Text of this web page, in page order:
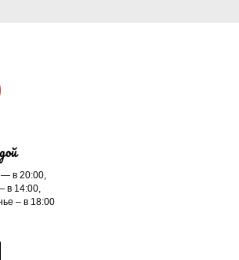
в 20:00,
в 14:00,
– в 18:00